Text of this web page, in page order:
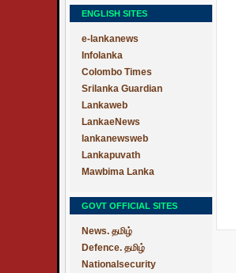
ENGLISH SITES
e-lankanews
Infolanka
Colombo Times
Srilanka Guardian
Lankaweb
LankaeNews
lankanewsweb
Lankapuvath
Mawbima Lanka
GOVT OFFICIAL SITES
News. தமிழ்
Defence. தமிழ்
Nationalsecurity